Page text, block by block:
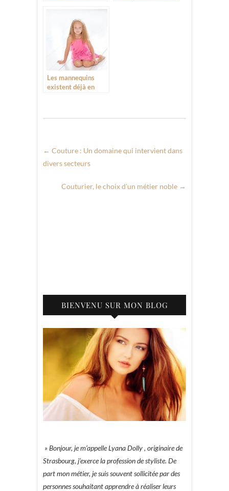
Les mannequins
existent déjà en
← Couture : Un domaine qui intervient dans
divers secteurs
Couturier, le choix d’un métier noble →
BIENVENU SUR MON BLOG
» Bonjour, je m’appelle Lyana Dolly , originaire de
Strasbourg, j’exerce la profession de styliste. De
part mon métier, je suis souvent sollicitée par des
personnes souhaitant apprendre à réaliser leurs